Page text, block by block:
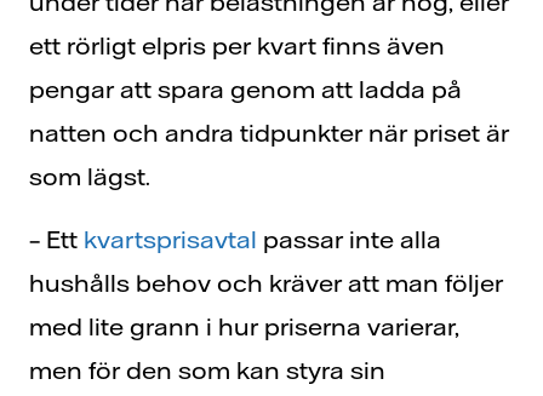
ett rörligt elpris per kvart finns även
pengar att spara genom att ladda på
natten och andra tidpunkter när priset är
som lägst.
– Ett kvartsprisavtal passar inte alla
hushålls behov och kräver att man följer
med lite grann i hur priserna varierar,
men för den som kan styra sin